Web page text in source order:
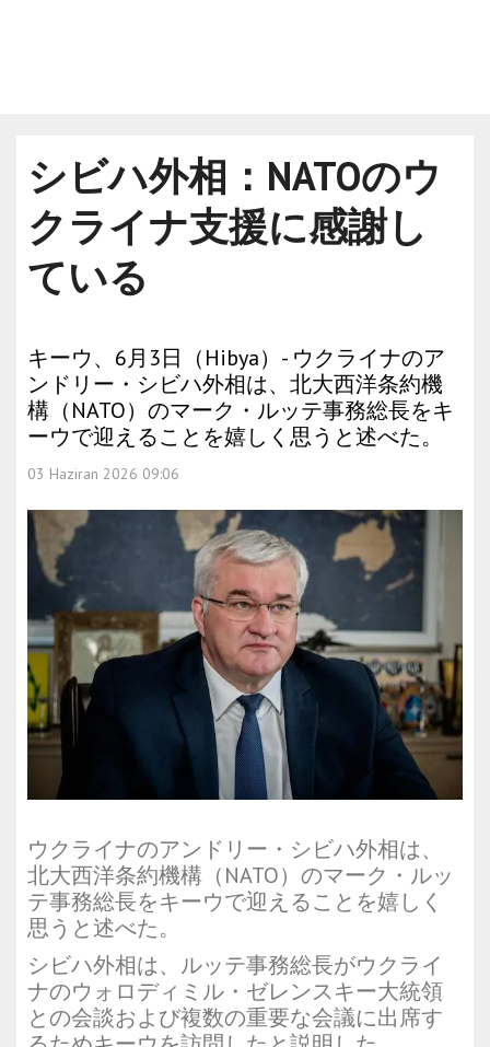
シビハ外相：NATOのウ
クライナ支援に感謝し
ている
キーウ、6月3日（Hibya）- ウクライナのア
ンドリー・シビハ外相は、北大西洋条約機
構（NATO）のマーク・ルッテ事務総長をキ
ーウで迎えることを嬉しく思うと述べた。
03 Haziran 2026 09:06
ウクライナのアンドリー・シビハ外相は、
北大西洋条約機構（NATO）のマーク・ルッ
テ事務総長をキーウで迎えることを嬉しく
思うと述べた。
シビハ外相は、ルッテ事務総長がウクライ
ナのウォロディミル・ゼレンスキー大統領
との会談および複数の重要な会議に出席す